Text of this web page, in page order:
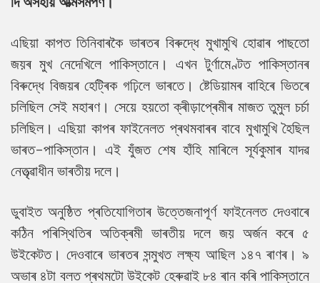
এছিয়া কাপত তিনিবাৰকৈ ভাৰতৰ বিৰুদ্ধে মুখামুখি হোৱাৰ পাছতো
জয়ৰ মুখ নেদেখিলে পাকিস্তানে। এখন টুৰ্ণামেণ্টত পাকিস্তানৰ
বিৰুদ্ধে বিজয়ৰ হেট্ৰিক গঢ়িলে ভাৰতে। ষ্টেডিয়ামৰ বাহিৰে ভিতৰে
চলিছিল সেই মহাৰণ। সেয়ে হয়তো ক্ৰীড়াপ্ৰেমীৰ মাজত তুমুল চৰ্চা
চলিছিল। এছিয়া কাপৰ ফাইনেলত প্ৰথমবাৰৰ বাবে মুখামুখি হৈছিল
ভাৰত-পাকিস্তান। এই যুঁজত শেষ হাঁহি মাৰিলে সূৰ্যকুমাৰ যাদৱ
নেতৃত্ৱাধীন ভাৰতীয় দলে।
ডুবাইত অনুষ্ঠিত প্ৰতিযোগিতাৰ উত্তেজনাপূৰ্ণ ফাইনেলত দেওবাৰে
কঠিন পৰিস্থিতিৰ অতিক্ৰমী ভাৰতীয় দলে জয় অৰ্জন কৰে ৫
উইকেটত। দেওবাৰে ভাৰতৰ সন্মুখত লক্ষ্য আছিল ১৪৭ ৰাণৰ। ৯
অভাৰ ৪টা বলত প্ৰথমটো উইকেট হেৰুৱাই ৮৪ ৰান কৰি পাকিস্তানে